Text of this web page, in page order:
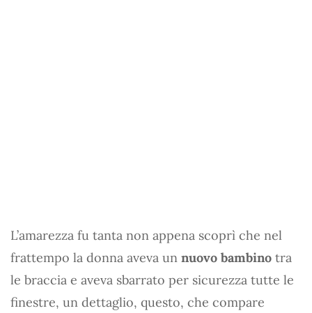
L’amarezza fu tanta non appena scoprì che nel
frattempo la donna aveva un nuovo bambino tra
le braccia e aveva sbarrato per sicurezza tutte le
finestre, un dettaglio, questo, che compare